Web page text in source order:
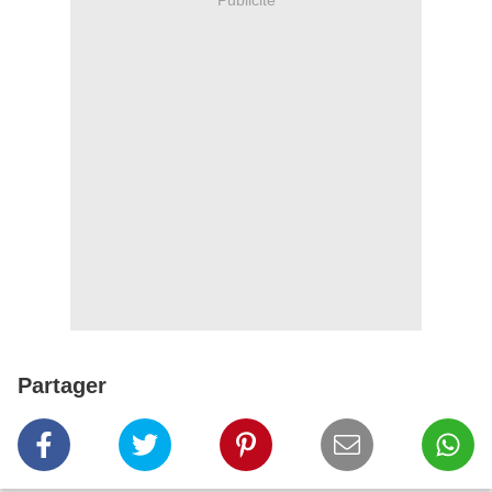
Partager